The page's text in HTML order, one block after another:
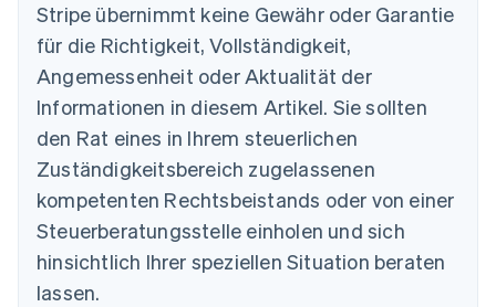
Stripe übernimmt keine Gewähr oder Garantie
für die Richtigkeit, Vollständigkeit,
Angemessenheit oder Aktualität der
Informationen in diesem Artikel. Sie sollten
den Rat eines in Ihrem steuerlichen
Zuständigkeitsbereich zugelassenen
kompetenten Rechtsbeistands oder von einer
Steuerberatungsstelle einholen und sich
hinsichtlich Ihrer speziellen Situation beraten
lassen.
Nederlands FrançaisDeutschEnglish
Brasilien
English
Bulgarien
English
Dänemark
Deutschland
DeutschEnglish
Estland
English
Festlandchina
简体中文